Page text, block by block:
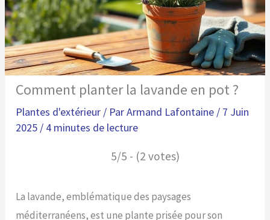
Comment planter la lavande en pot ?
Plantes d'extérieur / ParArmand Lafontaine / 7 Juin
2025 / 4 minutes de lecture
5/5 - (2 votes)
La lavande, emblématique des paysages
méditerranéens, est une plante prisée pour son